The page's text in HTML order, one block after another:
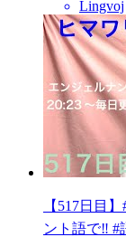
Lingvoj
【517日目
ント語で‼️ #